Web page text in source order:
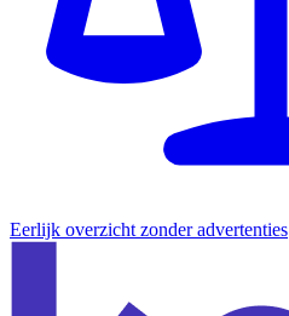
Eerlijk overzicht zonder advertenties